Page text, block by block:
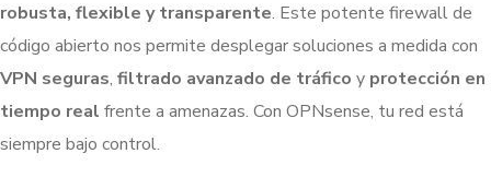
robusta, flexible y transparente. Este potente firewall de
código abierto nos permite desplegar soluciones a medida con
VPN seguras, filtrado avanzado de tráfico y protección en
tiempo real frente a amenazas. Con OPNsense, tu red está
siempre bajo control.